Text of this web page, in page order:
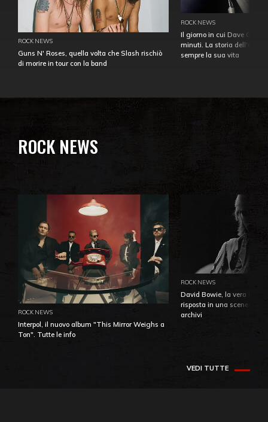
ROCK NEWS
Guns N' Roses, quella volta che Slash rischiò
di morire in tour con la band
ROCK NEWS
Il giorno in cui Dave
minuti. La storia
sempre la sua vita
ROCK NEWS
ROCK NEWS
Interpol, il nuovo album "This Mirror Weighs a
Ton". Tutte le info
ROCK NEWS
David Bowie, la vera
risposta in una
archivi
VEDI TUTTE